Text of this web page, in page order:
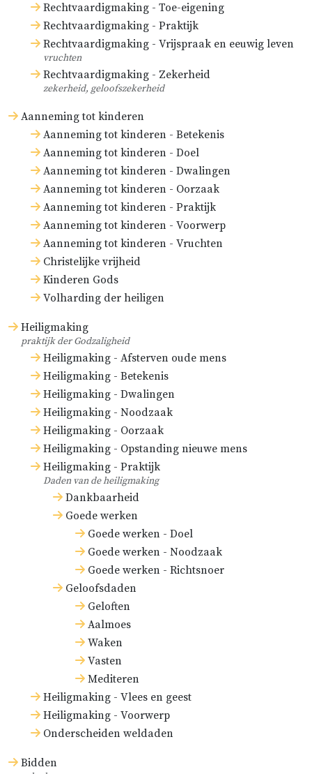
Rechtvaardigmaking - Toe-eigening
Rechtvaardigmaking - Praktijk
Rechtvaardigmaking - Vrijspraak en eeuwig leven
vruchten
Rechtvaardigmaking - Zekerheid
zekerheid, geloofszekerheid
Aanneming tot kinderen
Aanneming tot kinderen - Betekenis
Aanneming tot kinderen - Doel
Aanneming tot kinderen - Dwalingen
Aanneming tot kinderen - Oorzaak
Aanneming tot kinderen - Praktijk
Aanneming tot kinderen - Voorwerp
Aanneming tot kinderen - Vruchten
Christelijke vrijheid
Kinderen Gods
Volharding der heiligen
Heiligmaking
praktijk der Godzaligheid
Heiligmaking - Afsterven oude mens
Heiligmaking - Betekenis
Heiligmaking - Dwalingen
Heiligmaking - Noodzaak
Heiligmaking - Oorzaak
Heiligmaking - Opstanding nieuwe mens
Heiligmaking - Praktijk
Daden van de heiligmaking
Dankbaarheid
Goede werken
Goede werken - Doel
Goede werken - Noodzaak
Goede werken - Richtsnoer
Geloofsdaden
Geloften
Aalmoes
Waken
Vasten
Mediteren
Heiligmaking - Vlees en geest
Heiligmaking - Voorwerp
Onderscheiden weldaden
Bidden